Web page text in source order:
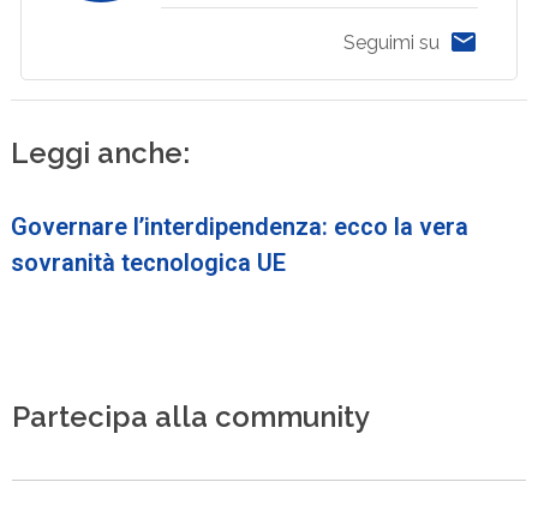
Seguimi su
Leggi anche:
Governare l’interdipendenza: ecco la vera
sovranità tecnologica UE
Partecipa alla community